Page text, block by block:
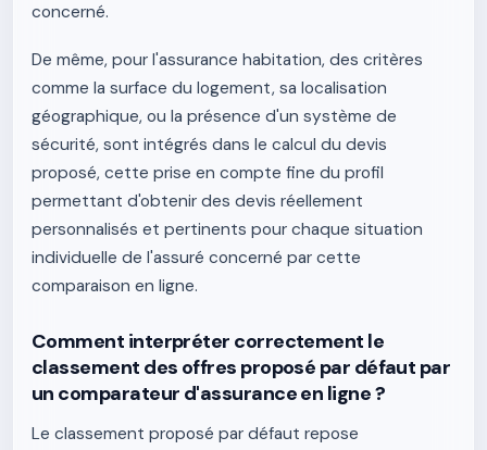
concerné.
De même, pour l'assurance habitation, des critères
comme la surface du logement, sa localisation
géographique, ou la présence d'un système de
sécurité, sont intégrés dans le calcul du devis
proposé, cette prise en compte fine du profil
permettant d'obtenir des devis réellement
personnalisés et pertinents pour chaque situation
individuelle de l'assuré concerné par cette
comparaison en ligne.
Comment interpréter correctement le
classement des offres proposé par défaut par
un comparateur d'assurance en ligne ?
Le classement proposé par défaut repose